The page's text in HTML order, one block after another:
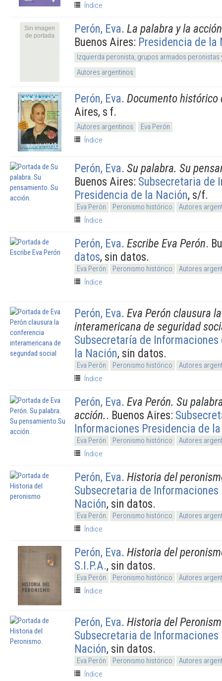
Índice
Sin imagen
de portada
Perón, Eva. La palabra y la
Buenos Aires: Presidencia de la
Izquierda peronista, grupos armados
Autores argentinos
Perón, Eva. Documento histórico
Aires, s f.
Autores argentinos
Eva Perón
Índice
Perón, Eva. Su palabra. Su
Buenos Aires: Subsecretaria de
Presidencia de la Nación, s/f.
Eva Perón Peronismo histórico
Autores
Índice
Perón, Eva. Escribe Eva Perón.
datos, sin datos.
Eva Perón Peronismo histórico
Autores
Índice
Perón, Eva. Eva Perón clausura
interamericana de seguridad
Subsecretaría de
la Nación, sin datos.
Eva Perón Peronismo histórico
Autores
Índice
Perón, Eva. Eva Perón. Su
acción.. Buenos Aires:
Informaciones Presidencia de
Eva Perón Peronismo histórico
Autores
Índice
Perón, Eva. Historia del
Subsecretaria de
Nación, sin datos.
Eva Perón Peronismo histórico
Autores
Índice
Perón, Eva. Historia del
S.I.P.A., sin datos.
Eva Perón Peronismo histórico
Autores
Índice
Perón, Eva. Historia del
Subsecretaria de
Nación, sin datos.
Eva Perón Peronismo histórico
Autores
Índice